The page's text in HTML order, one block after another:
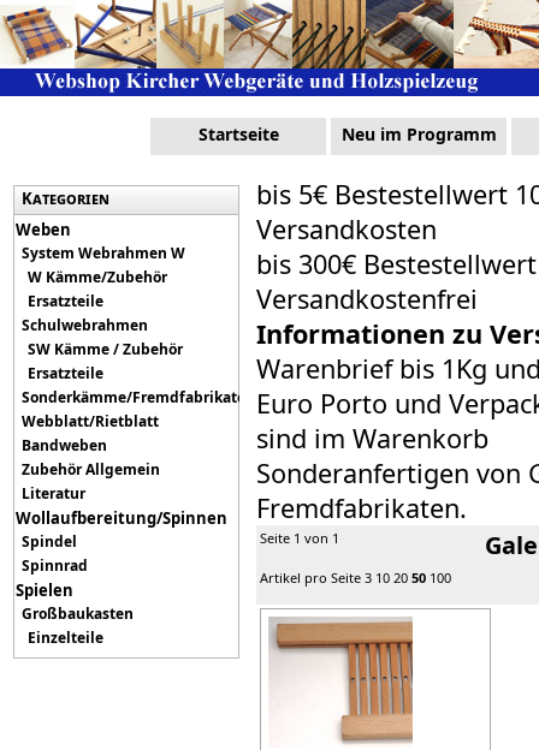
Startseite Neu im Programm
Kategorien
Weben
System Webrahmen W
W Kämme/Zubehör
Ersatzteile
Schulwebrahmen
SW Kämme / Zubehör
Ersatzteile
Sonderkämme/Fremdfabrikate
Webblatt/Rietblatt
Bandweben
Zubehör Allgemein
Literatur
Wollaufbereitung/Spinnen
Spindel
Spinnrad
Spielen
Großbaukasten
Einzelteile
bis 5€ Bestestellwert
Versandkosten
bis 300€
Versandkostenfrei
Informationen zu
Warenbrief bis 1Kg
Euro Porto und
sind im Warenkorb
Sonderanfertigen von
Fremdfabrikaten.
Seite 1 von 1
Artikel pro Seite 3 10 20 50 100